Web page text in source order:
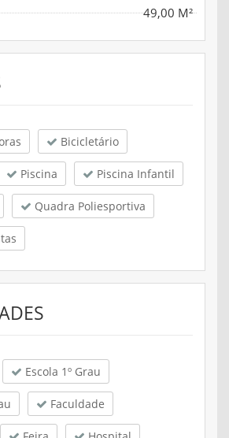
49,00 M²
Bicicletário
Piscina Piscina Infantil
Quadra Poliesportiva
Escola 1º Grau
Faculdade